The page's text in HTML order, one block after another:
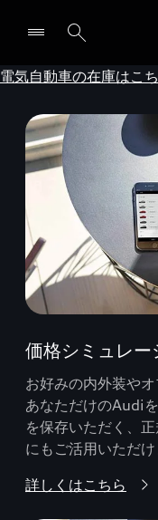
電気自動車の在庫はこ
価格シミュレー
お好みの内外装や
あなただけのAudi
を保存いただく、
にもご活用いただけ
詳しくはこちら